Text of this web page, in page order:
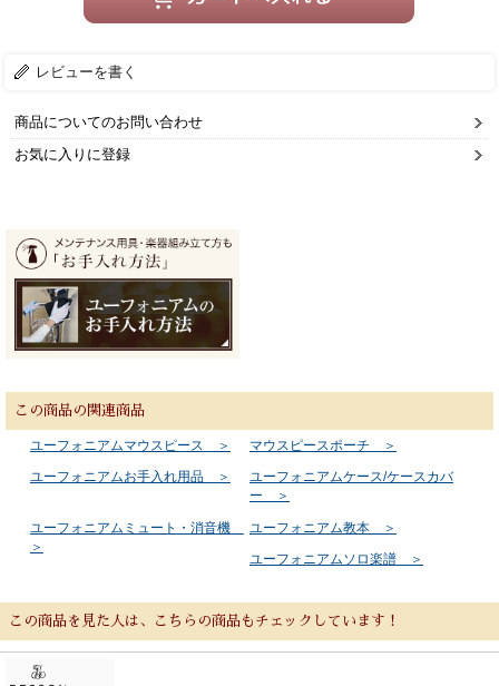
レビューを書く
商品についてのお問い合わせ
お気に入りに登録
この商品の関連商品
ユーフォニアムマウスピース ＞
マウスピースポーチ ＞
ユーフォニアムお手入れ用品 ＞
ユーフォニアムケース/ケースカバ
ー ＞
ユーフォニアムミュート・消音機
＞
ユーフォニアム教本 ＞
ユーフォニアムソロ楽譜 ＞
この商品を見た人は、こちらの商品もチェックしています！